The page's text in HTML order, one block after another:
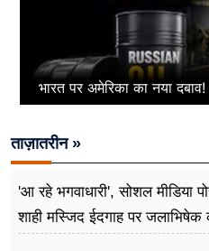
भारत पर अमेरिका का नया
ताज़ातरीन »
'आ रहे भगवाधारी', सोशल मीडिया
शाही मस्जिद ईदगाह पर जलाभिषेक